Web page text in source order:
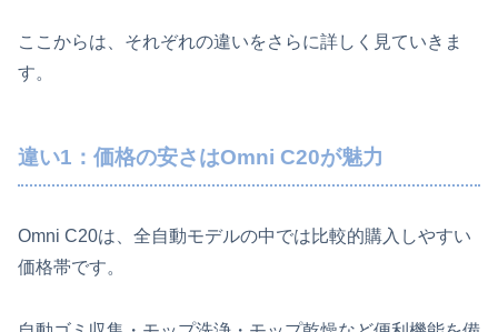
ここからは、それぞれの違いをさらに詳しく見ていきま
す。
違い1：価格の安さはOmni C20が魅力
Omni C20は、全自動モデルの中では比較的購入しやすい
価格帯です。